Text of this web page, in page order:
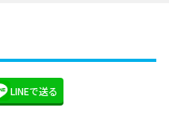
LINEで送る